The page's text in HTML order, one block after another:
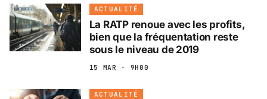
ACTUALITÉ
La RATP renoue avec les profits,
bien que la fréquentation reste
sous le niveau de 2019
15 MAR · 9H00
ACTUALITÉ